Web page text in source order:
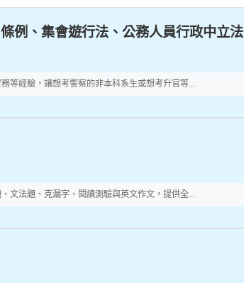
例、集會遊行法、公務人員行政中立法
等經驗，讓想考警察的非本科系生或想考升官等...
文法題、克漏字、閱讀測驗與英文作文，提供全...